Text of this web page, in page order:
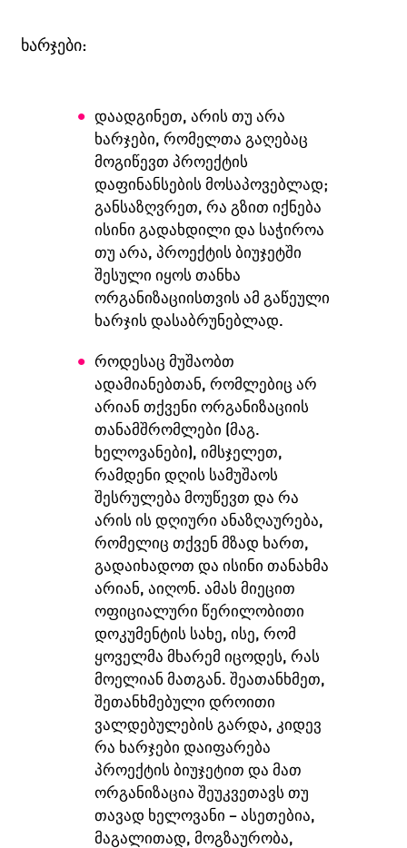
ხარჯები:
დაადგინეთ, არის თუ არა
ხარჯები, რომელთა გაღებაც
მოგიწევთ პროექტის
დაფინანსების მოსაპოვებლად;
განსაზღვრეთ, რა გზით იქნება
ისინი გადახდილი და საჭიროა
თუ არა, პროექტის ბიუჯეტში
შესული იყოს თანხა
ორგანიზაციისთვის ამ გაწეული
ხარჯის დასაბრუნებლად.
როდესაც მუშაობთ
ადამიანებთან, რომლებიც არ
არიან თქვენი ორგანიზაციის
თანამშრომლები (მაგ.
ხელოვანები), იმსჯელეთ,
რამდენი დღის სამუშაოს
შესრულება მოუწევთ და რა
არის ის დღიური ანაზღაურება,
რომელიც თქვენ მზად ხართ,
გადაიხადოთ და ისინი თანახმა
არიან, აიღონ. ამას მიეცით
ოფიციალური წერილობითი
დოკუმენტის სახე, ისე, რომ
ყოველმა მხარემ იცოდეს, რას
მოელიან მათგან. შეათანხმეთ,
შეთანხმებული დროითი
ვალდებულების გარდა, კიდევ
რა ხარჯები დაიფარება
პროექტის ბიუჯეტით და მათ
ორგანიზაცია შეუკვეთავს თუ
თავად ხელოვანი – ასეთებია,
მაგალითად, მოგზაურობა,